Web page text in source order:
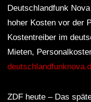
Deutschlandfunk
hoher Kosten vor der
Kostentreiber im
Mieten,
ZDF heute – Das